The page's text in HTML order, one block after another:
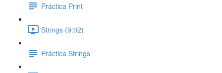
Práctica Print
Strings (9:02)
Práctica Strings